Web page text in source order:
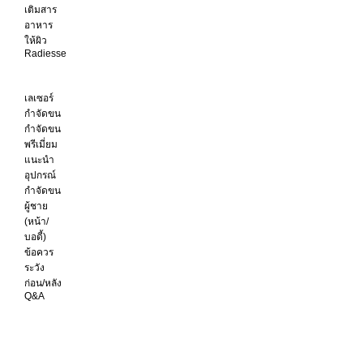
เติมสาร
อาหาร
ให้ผิว
Radiesse
เลเซอร์
กำจัดขน
กำจัดขน
พรีเมี่ยม
แนะนำ
อุปกรณ์
กำจัดขน
ผู้ชาย
(หน้า/
บอดี้)
ข้อควร
ระวัง
ก่อน/หลัง
Q&A